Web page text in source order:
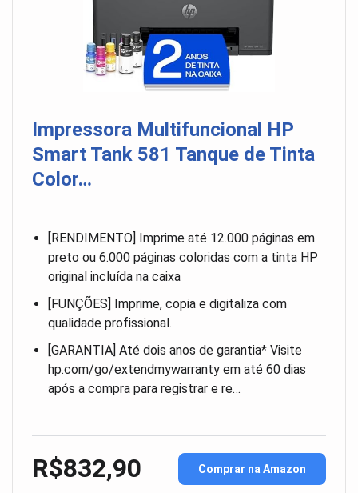
Impressora Multifuncional HP
Smart Tank 581 Tanque de Tinta
Color…
[RENDIMENTO] Imprime até 12.000 páginas em
preto ou 6.000 páginas coloridas com a tinta HP
original incluída na caixa
[FUNÇÕES] Imprime, copia e digitaliza com
qualidade profissional.
[GARANTIA] Até dois anos de garantia* Visite
hp.com/go/extendmywarranty em até 60 dias
após a compra para registrar e re…
R$832,90 Comprar na Amazon